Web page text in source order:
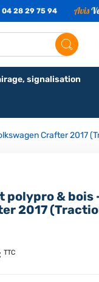
04 28 29 75 94
signalisation
Crafter 2017
polypro & bois
2017
TTC